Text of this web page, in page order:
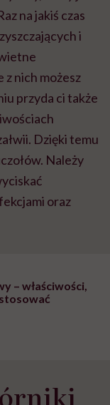
na jakiś czas
i
nich możesz
przyda ci także
Dzięki temu
Należy
oraz
– właściwości,